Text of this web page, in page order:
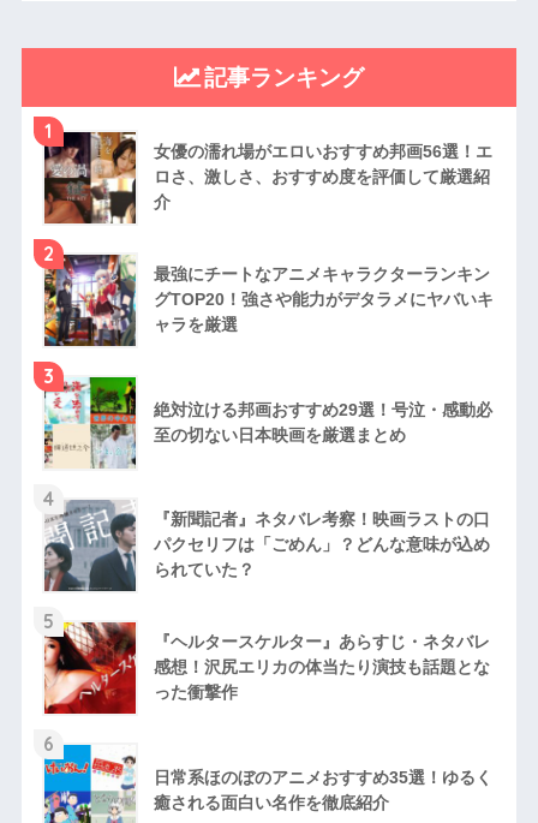
記事ランキング
1
女優の濡れ場がエロいおすすめ邦画56選！エ
ロさ、激しさ、おすすめ度を評価して厳選紹
介
2
最強にチートなアニメキャラクターランキン
グTOP20！強さや能力がデタラメにヤバいキ
ャラを厳選
3
絶対泣ける邦画おすすめ29選！号泣・感動必
至の切ない日本映画を厳選まとめ
4
『新聞記者』ネタバレ考察！映画ラストの口
パクセリフは「ごめん」？どんな意味が込め
られていた？
5
『ヘルタースケルター』あらすじ・ネタバレ
感想！沢尻エリカの体当たり演技も話題とな
った衝撃作
6
日常系ほのぼのアニメおすすめ35選！ゆるく
癒される面白い名作を徹底紹介